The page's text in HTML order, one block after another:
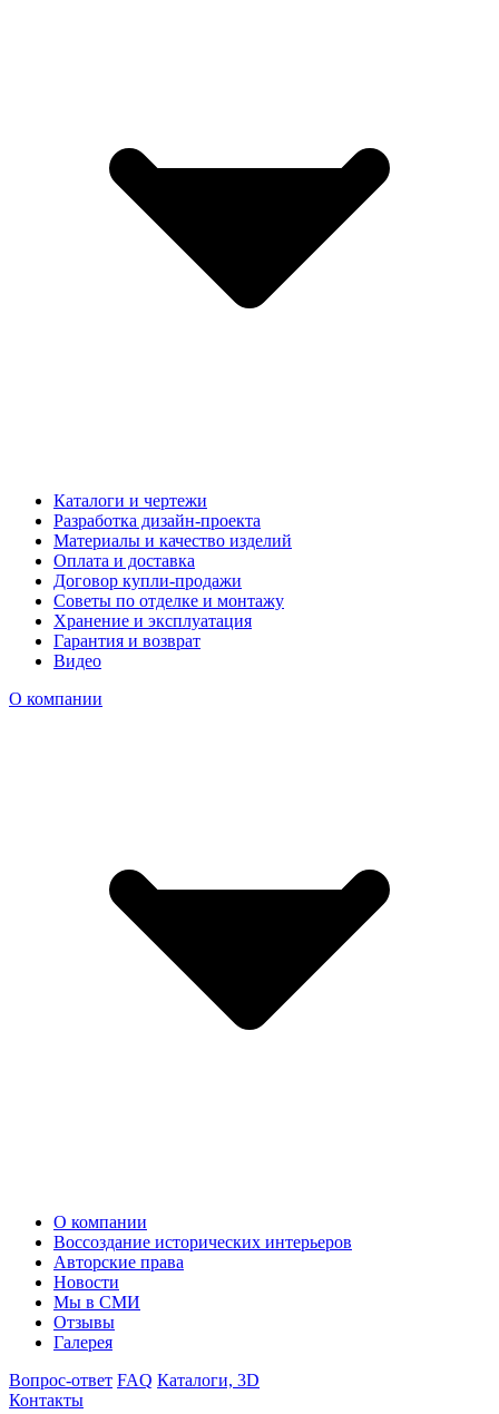
Каталоги и чертежи
Разработка дизайн-проекта
Материалы и качество изделий
Оплата и доставка
Договор купли-продажи
Советы по отделке и монтажу
Хранение и эксплуатация
Гарантия и возврат
Видео
О компании
О компании
Воссоздание исторических интерьеров
Авторские права
Новости
Мы в СМИ
Отзывы
Галерея
Вопрос-ответ FAQ Каталоги, 3D
Контакты